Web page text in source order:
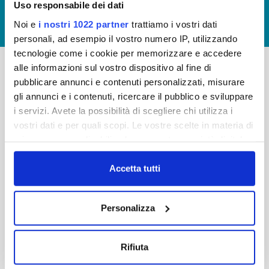
Uso responsabile dei dati
Noi e i nostri 1022 partner trattiamo i vostri dati
personali, ad esempio il vostro numero IP, utilizzando
tecnologie come i cookie per memorizzare e accedere
alle informazioni sul vostro dispositivo al fine di
pubblicare annunci e contenuti personalizzati, misurare
gli annunci e i contenuti, ricercare il pubblico e sviluppare
i servizi. Avete la possibilità di scegliere chi utilizza i
vostri dati e per quali scopi. Le vostre scelte in materia di
in cui avete effettuato le vostre scelte. È possibile
modificare o revocare il proprio consenso in qualsiasi
momento dalla Dichiarazione sui cookie o facendo clic
Con il tuo consenso, vorremmo anche:
raccogliere informazioni sulla tua posizione
Accetta tutti
Personalizza
Rifiuta
LAVORA CON NOI
Publiacqua S.p.A
Via Villamagna 90/c -
50126 Fi
Tel. +39 055688903
Reg Imprese Firenze
-
FAQ
PRIVACY POLICY
COOKIE
WHISTLEBLOWING
CREDITS